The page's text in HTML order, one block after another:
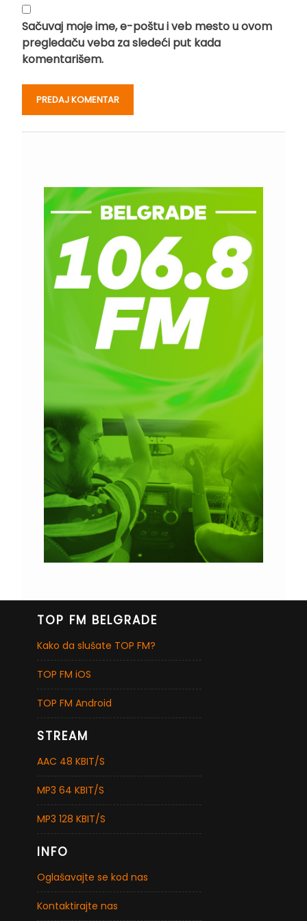
Sačuvaj moje ime, e-poštu i veb mesto u ovom
pregledaču veba za sledeći put kada
komentarišem.
TOP FM BELGRADE
Kako da slušate TOP FM?
TOP FM iOS
TOP FM Android
STREAM
AAC 48 KBIT/S
MP3 64 KBIT/S
MP3 128 KBIT/S
INFO
Oglašavajte se kod nas
Kontaktirajte nas